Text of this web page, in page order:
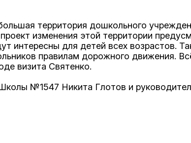
территория дошкольного
изменения этой территории
интересны для детей всех возрастов.
правилам дорожного движения.
визита Святенко.
№1547 Никита Глотов и